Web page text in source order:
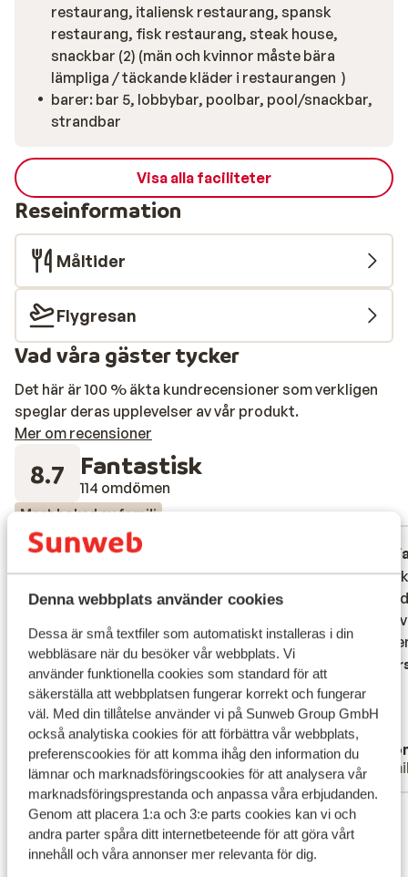
Denna webbplats använder cookies
Dessa är små textfiler som automatiskt installeras i din
webbläsare när du besöker vår webbplats. Vi
använder funktionella cookies som standard för att
säkerställa att webbplatsen fungerar korrekt och fungerar
väl. Med din tillåtelse använder vi på Sunweb Group GmbH
också analytiska cookies för att förbättra vår webbplats,
preferenscookies för att komma ihåg den information du
lämnar och marknadsföringscookies för att analysera vår
marknadsföringsprestanda och anpassa våra erbjudanden.
Genom att placera 1:a och 3:e parts cookies kan vi och
andra parter spåra ditt internetbeteende för att göra vårt
innehåll och våra annonser mer relevanta för dig.
restaurang, italiensk restaurang, spansk
restaurang, fisk restaurang, steak house,
snackbar (2) (män och kvinnor måste bära
lämpliga / täckande kläder i restaurangen )
barer: bar 5, lobbybar, poolbar, pool/snackbar,
strandbar
Visa alla faciliteter
Reseinformation
Måltider
Flygresan
Vad våra gäster tycker
Det här är 100 % äkta kundrecensioner som verkligen
speglar deras upplevelser av vår produkt.
Mer om recensioner
8.7 Fantastisk
114 omdömen
Mest bokad av familj
9.4 Fantastisk
I forhold til vores øvrige ferieoplevelser,
så var dette hotel en af de mere rolige og
oplevede vi ingen optagede solstole, der
var rigeligt. Det var en enorm ro i hele
området, fordi resortet er så stort. og
helt genialt indrettet med en pool ud for
hver lejlighedskompleks. Det gør at folk er
jævn spredt. De mange restauranter gør
det muligt med variation i måltider og
personalet er virkelig søde, hjælpsomme
og servicemindede. Familieværelset vi
havde var en balsal, ift hvad vi tidligere har
prøvet. Og de mange mange
I forhold til vores øvrige ferieoplevelser,
så var dette hotel en af de mere rolige og
oplevede vi ingen optagede solstole, der
var rigeligt. Det var en enorm ro i hele
området, fordi resortet er så stort. og
helt geni... mer
Översätt till svenska
Jonas B
Familj
Fin
glemt
blot
Fin
glemt
blot
Visa alla 114 omdömen
Läge